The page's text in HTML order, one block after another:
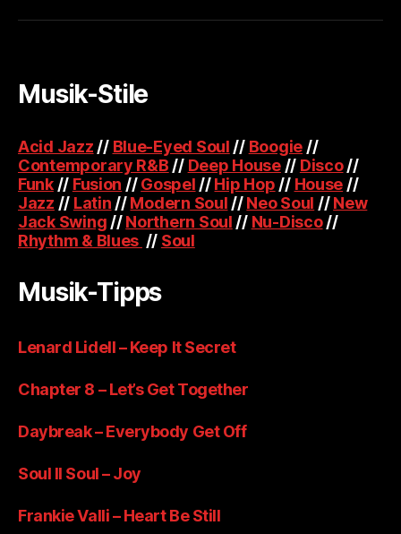
Musik-Stile
Acid Jazz // Blue-Eyed Soul // Boogie //
Contemporary R&B // Deep House// Disco//
Funk// Fusion //Gospel //Hip Hop // House //
Jazz // Latin //Modern Soul //Neo Soul //New
Jack Swing //Northern Soul // Nu-Disco//
Rhythm & Blues // Soul
Musik-Tipps
Lenard Lidell – Keep It Secret
Chapter 8 – Let’s Get Together
Daybreak – Everybody Get Off
Soul II Soul – Joy
Frankie Valli – Heart Be Still